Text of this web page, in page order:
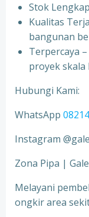
Stok
Kualitas
bangunan
Terpercaya
proyek skala
WhatsApp
Instagram
Zona Pipa |
Melayani
ongkir area